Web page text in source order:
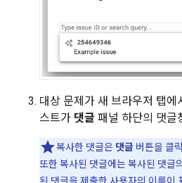
대상 문제가 새 브라우저 탭에
스트가 댓글 패널 하단의 댓글
복사한 댓글은 댓글 버튼을 클
또한 복사된 댓글에는 복사된 댓글